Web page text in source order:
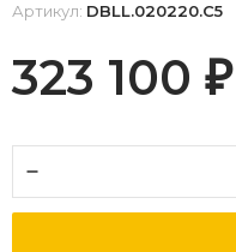
Артикул: DBLL.020220.С5
323 100 ₽